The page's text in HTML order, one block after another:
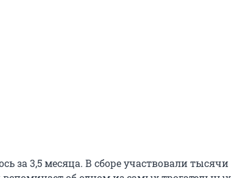
за 3,5 месяца. В сборе участвовали тысячи